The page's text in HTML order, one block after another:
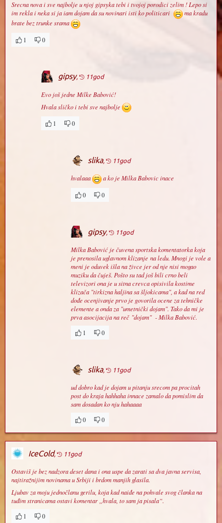
Srecna nova i sve najbolje u njoj gipsyka tebi i tvojoj porodici zelim ! Lepo si
im rekla i neka si ja iam dojam da su novinari isti ko politicari
ma kradu
brate bez trunke srama
1 0
gipsy, 11god
Evo još jedne Milke Babović!
Hvala sličko i tebi sve najbolje
1 0
slika, 11god
hvalaaa a ko je Milka Babovic inace
0 0
gipsy, 11god
Milka Babović je čuvena sportska komentatorka koja
je prenosila uglavnom klizanje na ledu. Mnogi je vole a
meni je oduvek išla na živce jer od nje nisi mogao
muziku da čuješ. Pošto su tad još bili crno beli
televizori ona je u sitna crevca opisivila kostime
klizača "tirkizna haljina sa šljokicama", a kad na red
dođe ocenjivanje prvo je govorila ocene za tehničke
elemente a onda za "umetnički dojam". Tako da mi je
prva asocijacija na reč "dojam" - Milka Babović.
1
0
slika, 11god
ud dobro kad je dojam u pitanju srecom pa procitah
post do kraja hahhaha innace zamalo da pomislim da
sam dosadan ko nju hahaaaa
0
0
IceCold, 11god
Ostaviš je bez nadzora deset dana i ona uspe da zarati sa dva javna servisa,
najtiražnijim novinama u Srbiji i brdom manjih glasila.
Ljubav za moju jednočlanu gerilu, koja kad naiđe na pohvale svog članka na
tuđim stranicama ostavi komentar „hvala, to sam ja pisala“.
1
0